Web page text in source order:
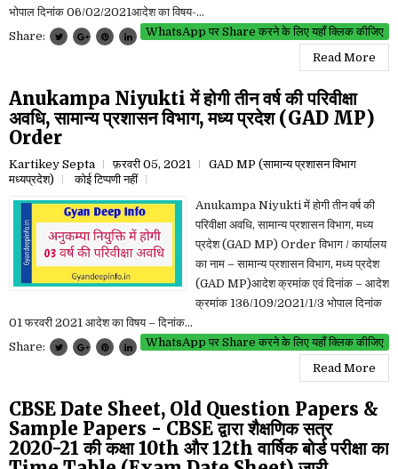
भोपाल दिनांक 06/02/2021आदेश का विषय-...
WhatsApp पर Share करने के लिए यहाँ क्लिक कीजिए
Share:
Read More
Anukampa Niyukti में होगी तीन वर्ष की परिवीक्षा
अवधि, सामान्य प्रशासन विभाग, मध्य प्रदेश (GAD MP)
Order
Kartikey Septa फ़रवरी 05, 2021
GAD MP (सामान्य प्रशासन विभाग
मध्यप्रदेश)
कोई टिप्पणी नहीं
Anukampa Niyukti में होगी तीन वर्ष की
परिवीक्षा अवधि, सामान्य प्रशासन विभाग, मध्य
प्रदेश (GAD MP) Order विभाग / कार्यालय
का नाम – सामान्य प्रशासन विभाग, मध्य प्रदेश
(GAD MP)आदेश क्रमांक एवं दिनांक – आदेश
क्रमांक 136/109/2021/1/3 भोपाल दिनांक
01 फरवरी 2021 आदेश का विषय – दिनांक...
WhatsApp पर Share करने के लिए यहाँ क्लिक कीजिए
Share:
Read More
CBSE Date Sheet, Old Question Papers &
Sample Papers - CBSE द्वारा शैक्षणिक सत्र
2020-21 की कक्षा 10th और 12th वार्षिक बोर्ड परीक्षा का